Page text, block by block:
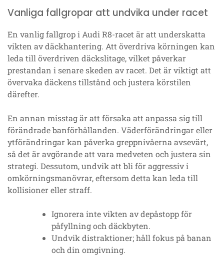
Vanliga fallgropar att undvika under racet
En vanlig fallgrop i Audi R8-racet är att underskatta
vikten av däckhantering. Att överdriva körningen kan
leda till överdriven däckslitage, vilket påverkar
prestandan i senare skeden av racet. Det är viktigt att
övervaka däckens tillstånd och justera körstilen
därefter.
En annan misstag är att försaka att anpassa sig till
förändrade banförhållanden. Väderförändringar eller
ytförändringar kan påverka greppnivåerna avsevärt,
så det är avgörande att vara medveten och justera sin
strategi. Dessutom, undvik att bli för aggressiv i
omkörningsmanövrar, eftersom detta kan leda till
kollisioner eller straff.
Ignorera inte vikten av depåstopp för
påfyllning och däckbyten.
Undvik distraktioner; håll fokus på banan
och din omgivning.